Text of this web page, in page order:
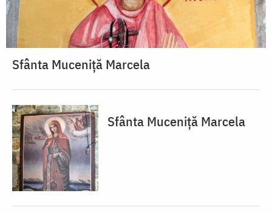
Sfânta Muceniță Marcela
Sfânta Muceniță Marcela